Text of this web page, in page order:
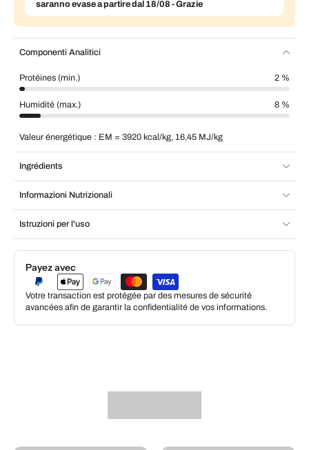
saranno evase a partire dal 18/08 - Grazie
Componenti Analitici
Protéines (min.) 2 %
Humidité (max.) 8 %
Valeur énergétique : EM = 3920 kcal/kg, 16,45 MJ/kg
Ingrédients
Informazioni Nutrizionali
Istruzioni per l'uso
Payez avec
Votre transaction est protégée par des mesures de sécurité
avancées afin de garantir la confidentialité de vos informations.